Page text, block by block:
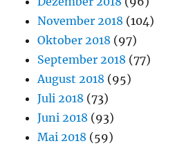
November 2018 (104)
Oktober 2018 (97)
September 2018 (77)
August 2018 (95)
Juli 2018 (73)
Juni 2018 (93)
Mai 2018 (59)